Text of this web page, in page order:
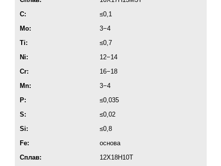
C:
≤0,1
Mo:
3−4
Ti:
≤0,7
Ni:
12−14
Cr:
16−18
Mn:
3−4
P:
≤0,035
S:
≤0,02
Si:
≤0,8
Fe:
основа
Сплав:
12Х18Н10Т